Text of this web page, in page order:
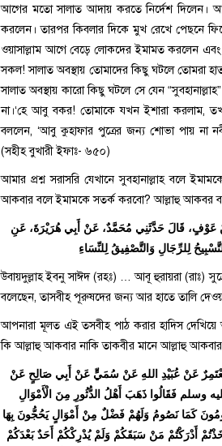
আগের মতো সালাত আদায় করতে নির্দেশ দিলেন।
করলেন। তারপর কিবলার দিকে মুখ রেখে পেছনে
ওয়াসাল্লাম আগে বেড়ে লোকদের ইমামত করলেন
সকল! সালাত অবস্থায় তোমাদের কিছু ঘটলে তোমরা
সালাত অবস্থায় কারো কিছু ঘটলে সে যেন
না।‘হে আবু বকর! তোমাকে যখন ইশারা করলাম,
বললেন, ‘আবু কুহাফার পুত্রের জন্য শোভা পায় না নবী
(সহীহ বুখারী ইফাঃ- ৬৫০)
আমার প্রশ্ন সরাসরি যেখানে সুবহানাল্লাহ বলে
আকবার বলে ইমামকে সতর্ক করবো? আল্লাহু আকবর
عَوْفٍ، قَالَ حَدَّثَنِي مُحَمَّدٌ، عَنْ أَبِي هُرَيْرَةَ، عَنِ
لِلرِّجَالِ وَالتَّصْفِيقُ لِلنِّسَاءِ
উবায়দুল্লাহ ইবনু সাঈদ (রহঃ) … আবূ হুরায়রা (রাঃ) সুত্রে
বলেছেন, তাসবীহ পূরুষদের জন্য আর হাতে তালি
আপনারা মূলত এই তসবীহ পাঠ করার হাদিস দেখিয়ে
কি আল্লাহু আকবার নাকি তাকবীর মানে আল্লাহু
مُعْتَمِرٌ عَنْ عُبَيْدِ اللهِ عَنْ سُمَيٍّ عَنْ أَبِي صَالِحٍ عَنْ
وسلم فَقَالُوا ذَهَبَ أَهْلُ الدُّثُورِ مِنَ الْأَمْوَالِ
كَمَا نَصُومُ وَلَهُمْ فَضْلٌ مِنْ أَمْوَالٍ يَحُجُّونَ بِهَا
أَدْرَكْتُمْ مَنْ سَبَقَكُمْ وَلَمْ يُدْرِكْكُمْ أَحَدٌ بَعْدَكُمْ